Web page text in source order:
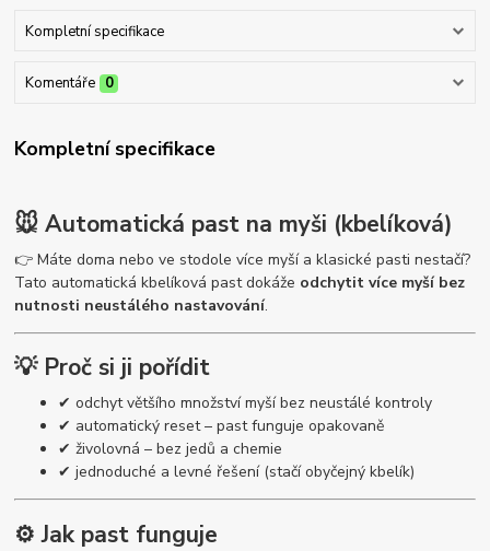
Kompletní specifikace
Komentáře 0
Kompletní specifikace
🐭 Automatická past na myši (kbelíková)
👉 Máte doma nebo ve stodole více myší a klasické pasti nestačí?
Tato automatická kbelíková past dokáže odchytit více myší bez
nutnosti neustálého nastavování.
💡 Proč si ji pořídit
✔ odchyt většího množství myší bez neustálé kontroly
✔ automatický reset – past funguje opakovaně
✔ živolovná – bez jedů a chemie
✔ jednoduché a levné řešení (stačí obyčejný kbelík)
⚙️ Jak past funguje